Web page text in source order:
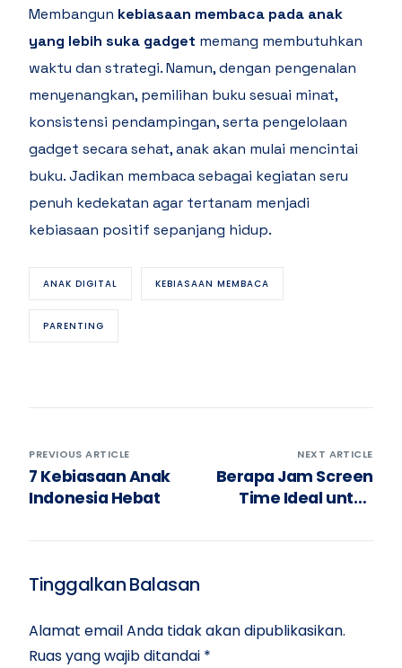
Membangun kebiasaan membaca pada anak
yang lebih suka gadget memang membutuhkan
waktu dan strategi. Namun, dengan pengenalan
menyenangkan, pemilihan buku sesuai minat,
konsistensi pendampingan, serta pengelolaan
gadget secara sehat, anak akan mulai mencintai
buku. Jadikan membaca sebagai kegiatan seru
penuh kedekatan agar tertanam menjadi
kebiasaan positif sepanjang hidup.
ANAK DIGITAL KEBIASAAN MEMBACA
PARENTING
PREVIOUS ARTICLE
7 Kebiasaan Anak
Indonesia Hebat
NEXT ARTICLE
Berapa Jam Screen
Time Ideal untuk
Tahun
Tinggalkan Balasan
Alamat email Anda tidak akan dipublikasikan.
Ruas yang wajib ditandai *